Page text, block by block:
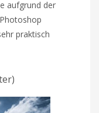
aufgrund der
praktisch